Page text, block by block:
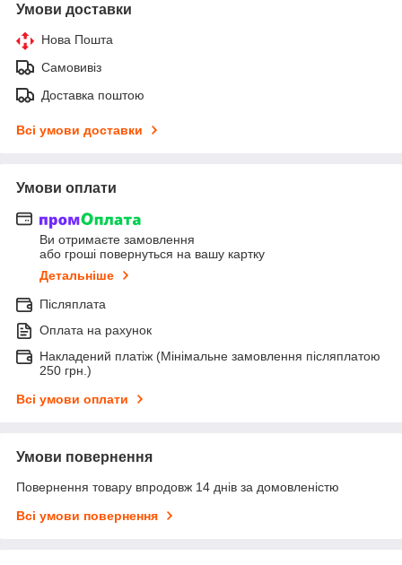
Умови доставки
Нова Пошта
Самовивіз
Доставка поштою
Всі умови доставки
Умови оплати
Ви отримаєте замовлення
або гроші повернуться на вашу картку
Детальніше
Післяплата
Оплата на рахунок
Накладений платіж (Мінімальне замовлення післяплатою
250 грн.)
Всі умови оплати
Умови повернення
Повернення товару впродовж 14 днів за домовленістю
Всі умови повернення